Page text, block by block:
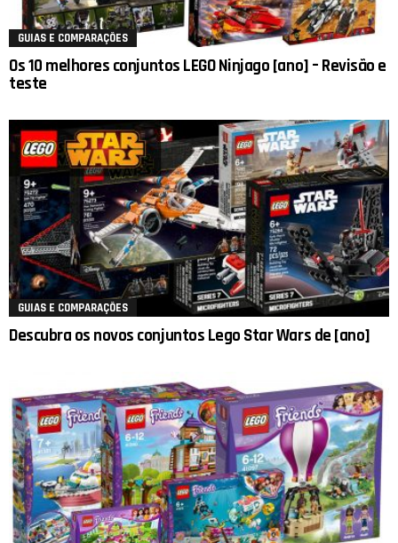
GUIAS E COMPARAÇÕES
Os 10 melhores conjuntos LEGO Ninjago [ano] – Revisão e
teste
GUIAS E COMPARAÇÕES
Descubra os novos conjuntos Lego Star Wars de [ano]